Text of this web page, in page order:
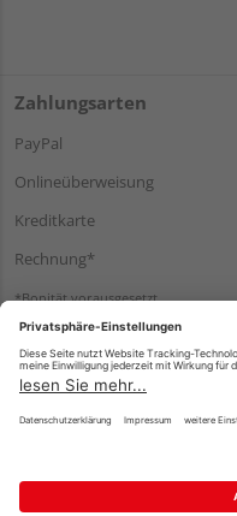
Zahlungsarten
PayPal
Onlineüberweisung
Kreditkarte
Rechnung*
*Bonität vorausgesetzt
Impressum